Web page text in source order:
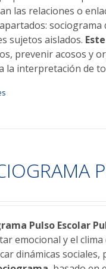
las relaciones o
sociograma
sujetos aislados.
prevenir acosos y
la interpretación de
Pulso Escolar
emocional y el
dinámicas